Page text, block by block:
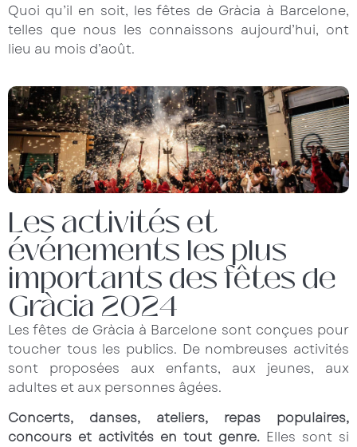
Quoi qu’il en soit, les fêtes de Gràcia à Barcelone,
telles que nous les connaissons aujourd’hui, ont
lieu au mois d’août.
Les activités et
événements les plus
importants des fêtes de
Gràcia 2024
Les fêtes de Gràcia à Barcelone sont conçues pour
toucher tous les publics. De nombreuses activités
sont proposées aux enfants, aux jeunes, aux
adultes et aux personnes âgées.
Concerts, danses, ateliers, repas populaires,
concours et activités en tout genre. Elles sont si